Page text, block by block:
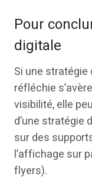
Pour
digitale
Si une
réfléchie
visibilité, elle
d’une stratégie
sur des
l’affichage sur
flyers).